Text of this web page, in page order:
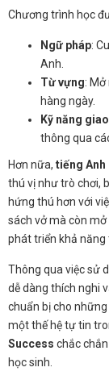
Chương trình học
Ngữ pháp:
Anh.
Từ vựng:
hàng ngày.
Kỹ năng
thông qua
Hơn nữa, tiếng Anh
thú vị như trò chơi,
hứng thú hơn với
sách vở mà còn mở
phát triển khả năng
Thông qua việc sử
dễ dàng thích nghi
chuẩn bị cho
một thế hệ tự tin
Success chắc
học sinh.